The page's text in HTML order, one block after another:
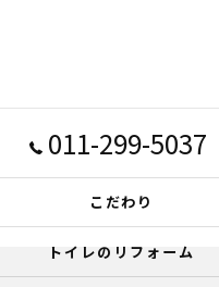
011-299-5037
こだわり
トイレのリフォーム